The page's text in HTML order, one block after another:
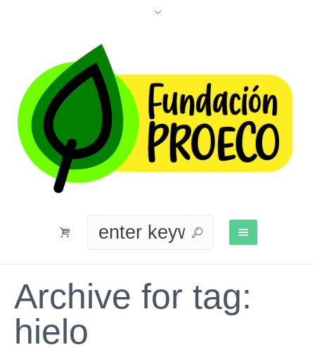
Archive for tag:
hielo